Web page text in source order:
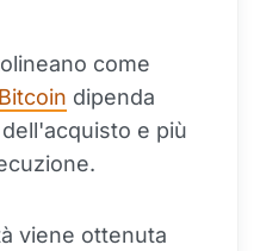
come
Bitcoin dipenda
e più
viene ottenuta